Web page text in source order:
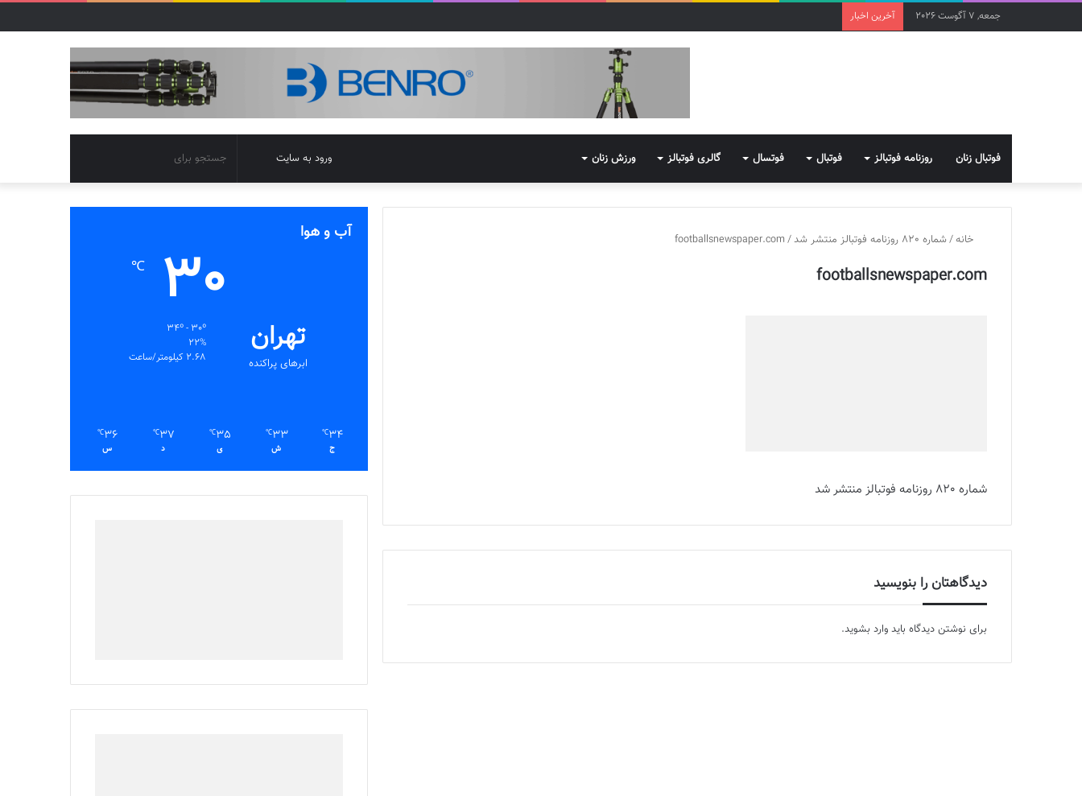
جمعه, 7 آگوست 2026 آخرین اخبار
فوتبال زنان روزنامه فوتبالز فوتبال فوتسال گالری فوتبالز ورزش زنان
برای
تغییر
پوسته
ورود به سایت
خانه/شماره 820 روزنامه فوتبالز منتشر شد /
footballsnewspaper.com
footballsnewspaper.com
شماره 820 روزنامه فوتبالز منتشر شد
دیدگاهتان را بنویسید
برای نوشتن دیدگاه باید وارد بشوید.
آب و هوا
تهران
ابرهای پراکنده
30
℃
22%
2.68 کیلومتر/ساعت
34
℃
ج
33
℃
ش
35
℃
ی
37
℃
د
36
℃
س